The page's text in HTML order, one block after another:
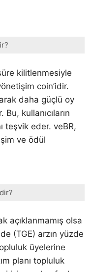
kilitlenmesiyle
coin’idir.
daha güçlü oy
Bu, kullanıcıların
teşvik eder. veBR,
ve ödül
açıklanmamış olsa
(TGE) arzın yüzde
üyelerine
planı topluluk